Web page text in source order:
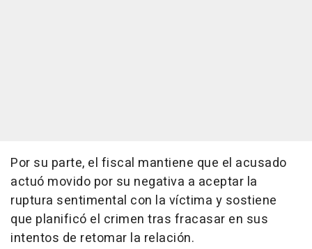
Por su parte, el fiscal mantiene que el acusado
actuó movido por su negativa a aceptar la
ruptura sentimental con la víctima y sostiene
que planificó el crimen tras fracasar en sus
intentos de retomar la relación.